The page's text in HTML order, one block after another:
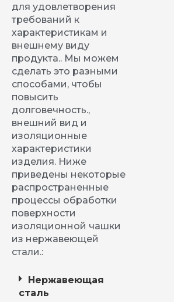
для удовлетворения
требований к
характеристикам и
внешнему виду
продукта.. Мы можем
сделать это разными
способами, чтобы
повысить
долговечность.,
внешний вид и
изоляционные
характеристики
изделия. Ниже
приведены некоторые
распространенные
процессы обработки
поверхности
изоляционной чашки
из нержавеющей
стали.:
Нержавеющая
сталь